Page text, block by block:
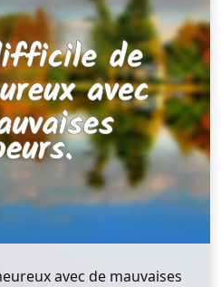
avec de mauvaises